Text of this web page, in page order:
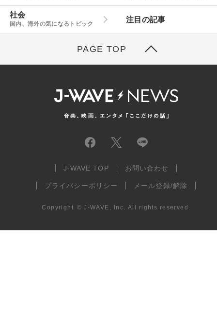
社会
国内、海外の気になるトピック
注目の記事
PAGE TOP
J-WAVE TOP お問い合わせ
プライバシーポリシー メール登録/解除
Copyright © J-WAVE, Inc. All rights reserved.